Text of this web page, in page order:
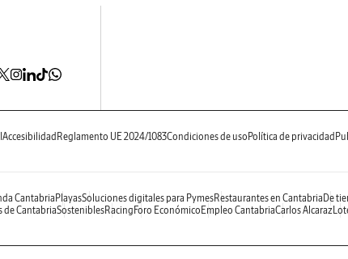
Accesibilidad Reglamento UE 2024/1083Condiciones de uso Política de privacidad
CantabriaPlayasSoluciones digitales para PymesRestaurantes en Cantabria De
de CantabriaSosteniblesRacing Foro Económico Empleo CantabriaCarlos Alcaraz